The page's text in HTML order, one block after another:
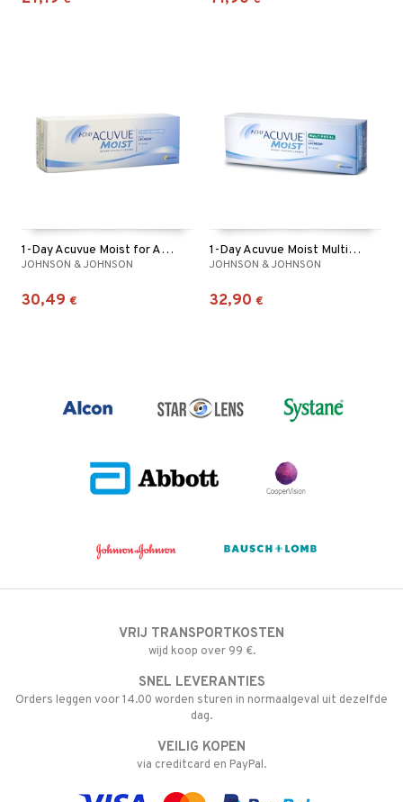
1-Day Acuvue Moist for Astigmatism
JOHNSON & JOHNSON
30,49 €
1-Day Acuvue Moist Multifocal 30p
JOHNSON & JOHNSON
32,90 €
VRIJ TRANSPORTKOSTEN
wijd koop over 99 €.
SNEL LEVERANTIES
Orders leggen voor 14.00 worden sturen in normaalgeval uit dezelfde
dag.
VEILIG KOPEN
via creditcard en PayPal.